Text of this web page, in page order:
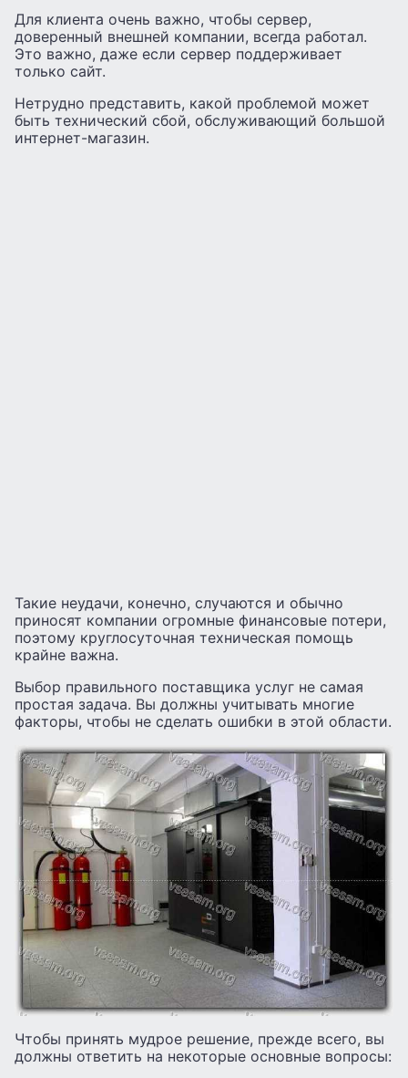
Для клиента очень важно, чтобы сервер,
доверенный внешней компании, всегда работал.
Это важно, даже если сервер поддерживает
только сайт.
Нетрудно представить, какой проблемой может
быть технический сбой, обслуживающий большой
интернет-магазин.
Такие неудачи, конечно, случаются и обычно
приносят компании огромные финансовые потери,
поэтому круглосуточная техническая помощь
крайне важна.
Выбор правильного поставщика услуг не самая
простая задача. Вы должны учитывать многие
факторы, чтобы не сделать ошибки в этой области.
Чтобы принять мудрое решение, прежде всего, вы
должны ответить на некоторые основные вопросы: